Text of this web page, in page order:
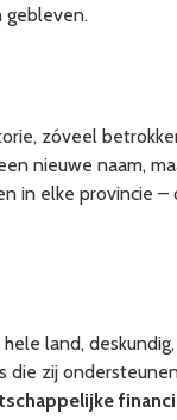
gebleven.
zóveel
nieuwe naam,
in elke provincie
land,
zij